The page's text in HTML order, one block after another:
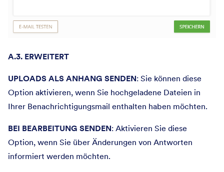
A.3. ERWEITERT
UPLOADS ALS ANHANG SENDEN: Sie können diese
Option aktivieren, wenn Sie hochgeladene Dateien in
Ihrer Benachrichtigungsmail enthalten haben möchten.
BEI BEARBEITUNG SENDEN: Aktivieren Sie diese
Option, wenn Sie über Änderungen von Antworten
informiert werden möchten.